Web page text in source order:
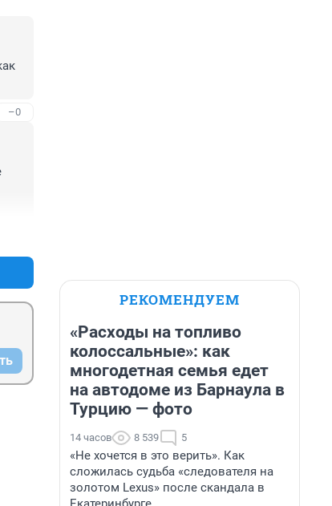
–0
РЕКОМЕНДУЕМ
«Расходы на топливо
колоссальные»: как
многодетная семья едет
на автодоме из Барнаула в
Турцию — фото
14 часов 8 539 5
«Не хочется в это верить». Как
сложилась судьба «следователя на
золотом Lexus» после скандала в